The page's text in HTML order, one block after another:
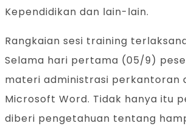
Kependidikan dan lain-lain.
Rangkaian sesi training
Selama hari pertama (05/9)
materi administrasi perkantoran
Microsoft Word. Tidak hanya itu
diberi pengetahuan tentang